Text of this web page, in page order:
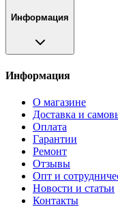
Информация
Информация
О магазине
Доставка и
Оплата
Гарантии
Ремонт
Отзывы
Опт и
Новости и статьи
Контакты